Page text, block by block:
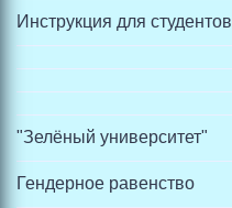
Инструкция для студентов
"Зелёный университет"
Гендерное равенство